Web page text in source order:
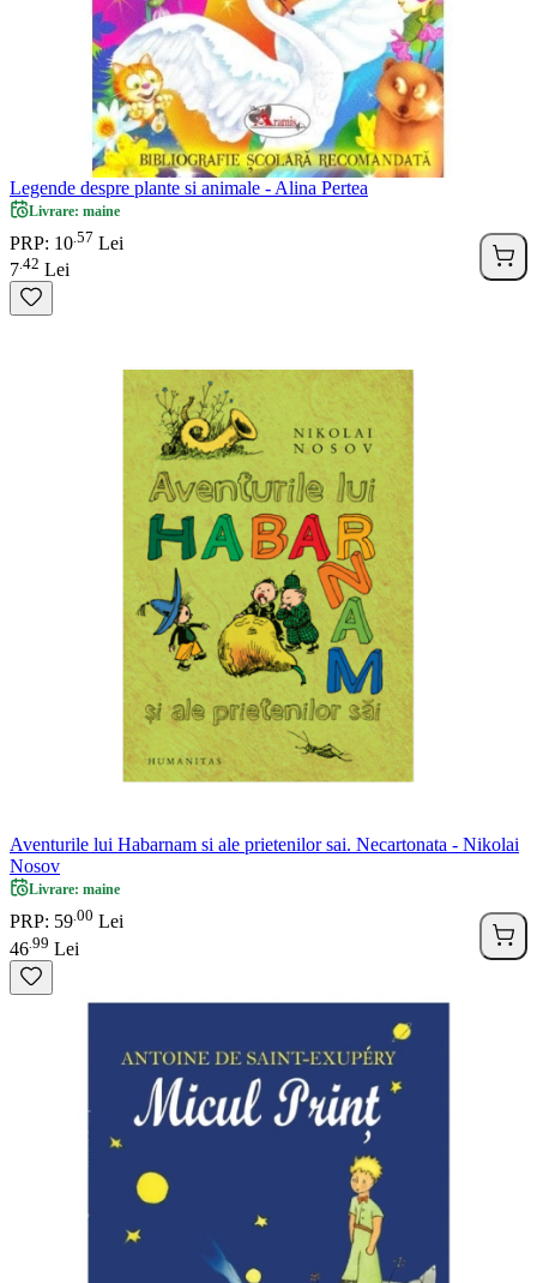
Legende despre plante si animale - Alina Pertea
Livrare: maine
PRP: 10 57 Lei
7 42 Lei
Aventurile lui Habarnam si ale prietenilor sai. Necartonata - Nikolai
Nosov
Livrare: maine
PRP: 59 00 Lei
46 99 Lei